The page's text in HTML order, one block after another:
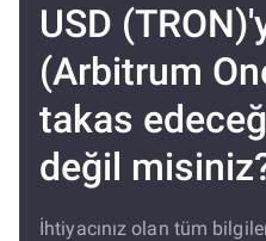
USD
(Arbitrum
takas
değil
İhtiyacınız olan tüm